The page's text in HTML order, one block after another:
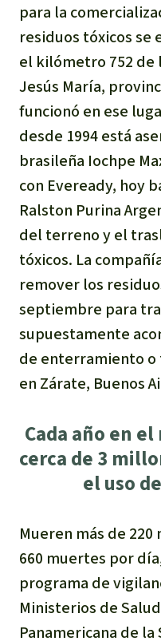
para la
residuos tóxicos se
el kilómetro 752 de
Jesús María,
funcionó en ese
desde 1994 está
brasileña Iochpe
con Eveready, hoy
Ralston Purina
del terreno y el
tóxicos. La
remover los
septiembre para
supuestamente
de enterramiento
en Zárate, Buenos
Cada año en
cerca de 3
el uso
Mueren más de
660 muertes por
programa de
Ministerios de
Panamericana de